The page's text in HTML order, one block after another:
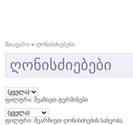
მთავარი » ღონისძიებები
ღონისძიებები
ფილტრი: შეაჩიეთ ტერმინები
ფილტრი: შეარჩიეთ ღონისძიების სახეობა